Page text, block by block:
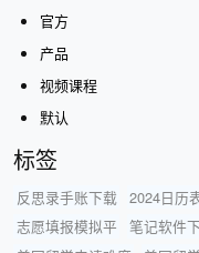
官方
产品
视频课程
默认
标签
反思录手账下载 2024日历
志愿填报模拟平
笔记软件